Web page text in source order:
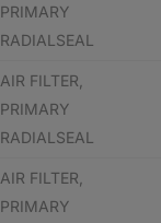
PRIMARY
RADIALSEAL
AIR FILTER,
PRIMARY
RADIALSEAL
AIR FILTER,
PRIMARY